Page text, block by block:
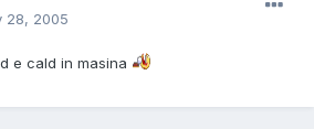
28, 2005
e cald in masina